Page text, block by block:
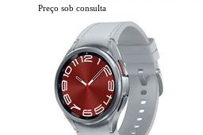
Preço sob consulta